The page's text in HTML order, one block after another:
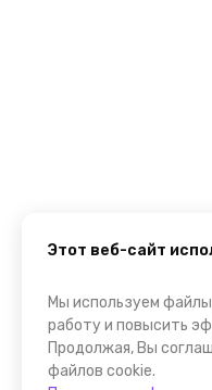
Этот веб-сайт
Мы используем
работу и повысить
Продолжая, Вы
файлов cookie.